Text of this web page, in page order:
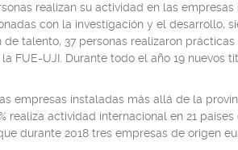
realizan su actividad en las
con la investigación y el desarrollo,
de talento, 37 personas realizaron
FUE-UJI. Durante todo el año 19 nuevos
empresas instaladas más allá de la
realiza actividad internacional en 21
durante 2018 tres empresas de origen